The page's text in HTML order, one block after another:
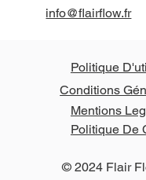
info@flairflow.fr
Politique
Conditions
Mentions
Politique De
© 2024 Flair